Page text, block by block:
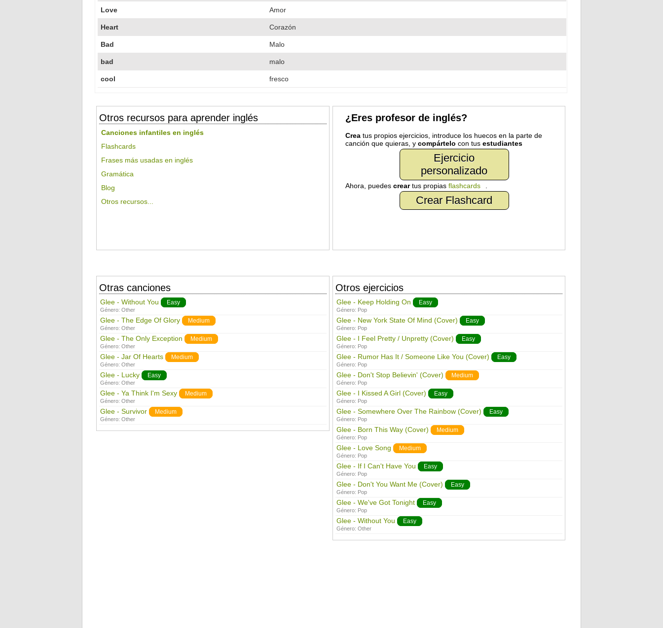
Love Amor
Heart Corazón
Bad Malo
bad malo
cool fresco
Otros recursos para aprender inglés
Canciones infantiles en inglés
Flashcards
Frases más usadas en inglés
Gramática
Blog
Otros recursos...
¿Eres profesor de inglés?
Creatus propios ejercicios, introduce los huecos en la parte de
canción que quieras, y compártelo con tus estudiantes
Ejercicio
personalizado
Ahora, puedes creartus propias flashcards
Crear Flashcard
Otras canciones
Glee - Without You Easy
Género: Other
Glee - The Edge Of Glory Medium
Género: Other
Glee - The Only Exception Medium
Género: Other
Glee - Jar Of Hearts Medium
Género: Other
Glee - Lucky Easy
Género: Other
Glee - Ya Think I'm Sexy Medium
Género: Other
Glee - Survivor Medium
Género: Other
Otros ejercicios
Glee - Keep Holding On Easy
Género: Pop
Glee - New York State Of Mind (Cover) Easy
Género: Pop
Glee - I Feel Pretty / Unpretty (Cover) Easy
Género: Pop
Glee - Rumor Has It / Someone Like You (Cover) Easy
Género: Pop
Glee - Don't Stop Believin' (Cover) Medium
Género: Pop
Glee - I Kissed A Girl (Cover) Easy
Género: Pop
Glee - Somewhere Over The Rainbow (Cover) Easy
Género: Pop
Glee - Born This Way (Cover) Medium
Género: Pop
Glee - Love Song Medium
Género: Pop
Glee - If I Can't Have You Easy
Género: Pop
Glee - Don't You Want Me (Cover) Easy
Género: Pop
Glee - We've Got Tonight Easy
Género: Pop
Glee - Without You Easy
Género: Other